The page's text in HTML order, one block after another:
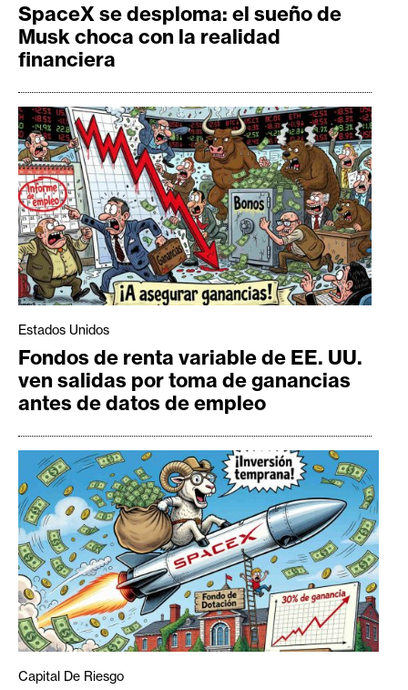
SpaceX se desploma: el sueño de
Musk choca con la realidad
financiera
Estados Unidos
Fondos de renta variable de EE. UU.
ven salidas por toma de ganancias
antes de datos de empleo
Capital De Riesgo